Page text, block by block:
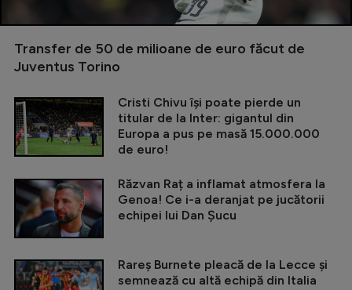
Transfer de 50 de milioane de euro făcut de
Juventus Torino
Cristi Chivu își poate pierde un
titular de la Inter: gigantul din
Europa a pus pe masă 15.000.000
de euro!
Răzvan Raț a inflamat atmosfera la
Genoa! Ce i-a deranjat pe jucătorii
echipei lui Dan Șucu
Rareș Burnete pleacă de la Lecce și
semnează cu altă echipă din Italia